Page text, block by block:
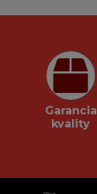
Garancia
kvality